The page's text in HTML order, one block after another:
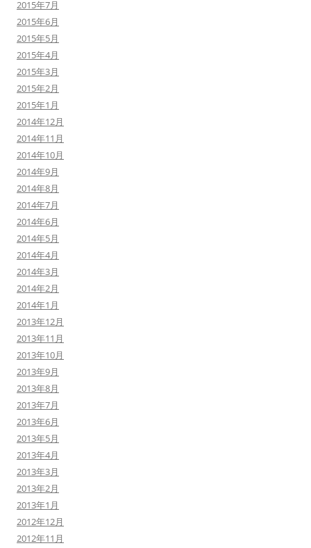
2015年7月
2015年6月
2015年5月
2015年4月
2015年3月
2015年2月
2015年1月
2014年12月
2014年11月
2014年10月
2014年9月
2014年8月
2014年7月
2014年6月
2014年5月
2014年4月
2014年3月
2014年2月
2014年1月
2013年12月
2013年11月
2013年10月
2013年9月
2013年8月
2013年7月
2013年6月
2013年5月
2013年4月
2013年3月
2013年2月
2013年1月
2012年12月
2012年11月